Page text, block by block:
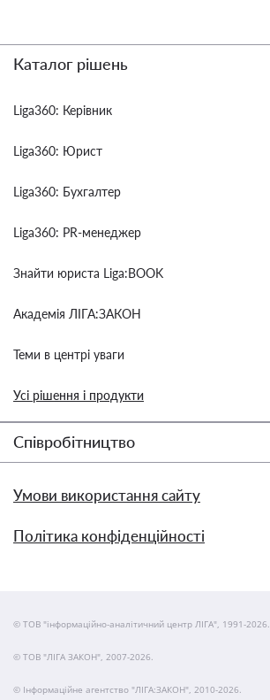
Каталог рішень
Liga360: Керівник
Liga360: Юрист
Liga360: Бухгалтер
Liga360: PR-менеджер
Знайти юриста Liga:BOOK
Академія ЛІГА:ЗАКОН
Теми в центрі уваги
Усі рішення і продукти
Співробітництво
Умови використання сайту
Політика конфіденційності
© ТОВ "інформаційно-аналітичний центр ЛІГА", 1991-2026.
© ТОВ "ЛІГА ЗАКОН", 2007-2026.
© Інформаційне агентство "ЛІГА:ЗАКОН", 2010-2026.